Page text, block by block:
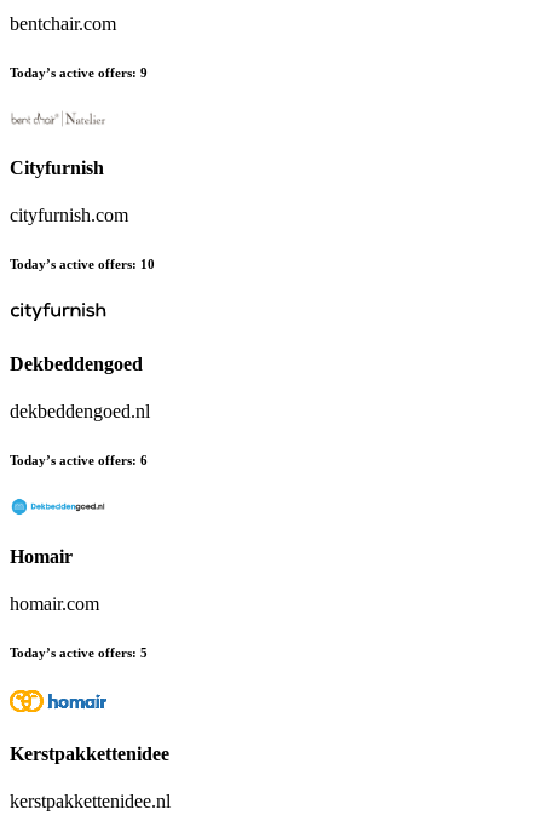
bentchair.com
Today’s active offers: 9
Cityfurnish
cityfurnish.com
Today’s active offers: 10
Dekbeddengoed
dekbeddengoed.nl
Today’s active offers: 6
Homair
homair.com
Today’s active offers: 5
Kerstpakkettenidee
kerstpakkettenidee.nl